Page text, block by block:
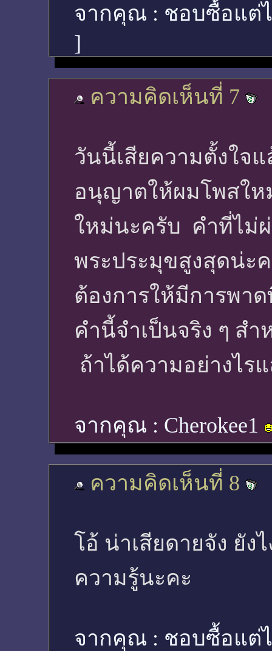
จากคุณ : ชอบซื้อแต่
]
ความคิดเห็นที่ 7
วันนี้เสียความตั้งใจ
อนุญาตให้ผมโพสให
ใหม่นะครับ คำที่ไม่
พระประมุขสูงสุดน่ะ
ต้องการให้มีการพา
คำนี้จำเป็นจริง ๆ สำ
ถ้าได้ความอย่างไร
จากคุณ : Cherokee1
ความคิดเห็นที่ 8
โอ้ น่าเสียดายจัง ยัง
ความรู้นะคะ
จากคุณ : ชอบซื้อแต่